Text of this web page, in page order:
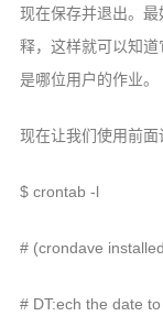
现在保存并退出。
释，这样就可以知
是哪位用户的作业。
现在让我们使用前面
$ crontab -l
# (crondave
# DT:ech the date